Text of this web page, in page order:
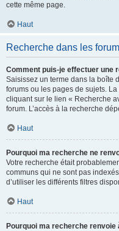
cette même page.
Haut
Recherche dans les
Comment puis-je effectuer une
Saisissez un terme dans la boîte
forums ou les pages de sujets.
cliquant sur le lien « Recherche
forum. L’accès à la recherche
Haut
Pourquoi ma recherche ne
Votre recherche était
communs qui ne sont pas
d’utiliser les différents filtres
Haut
Pourquoi ma recherche renvoie